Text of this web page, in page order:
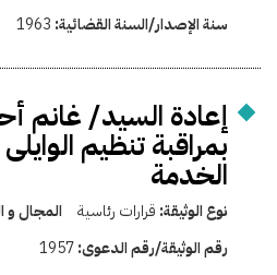
سنة الإصدار/السنة القضائية: 1963
إعادة السيد/ غانم
بمراقبة تنظيم
الخدمة
نوع الوثيقة: قرارات رئاسية المجال و
رقم الوثيقة/رقم الدعوى:1957